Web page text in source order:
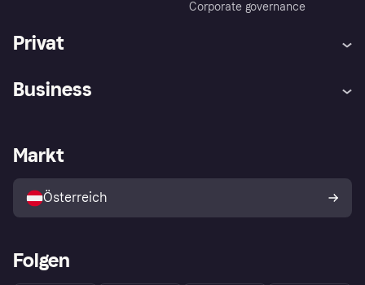
Corporate governance
Privat
Shops entdecken
Business
Händlerportal
Markt
Österreich
Folgen